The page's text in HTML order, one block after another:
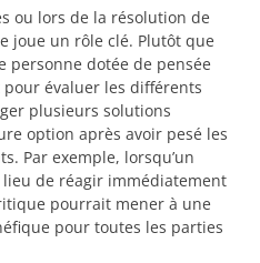
ou lors de la résolution de
joue un rôle clé. Plutôt que
dotée de pensée
évaluer les différents
plusieurs solutions
option après avoir pesé les
Par exemple, lorsqu’un
de réagir immédiatement
pourrait mener à une
pour toutes les parties